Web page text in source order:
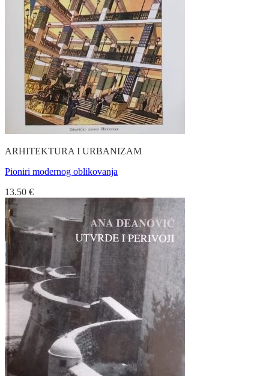
ARHITEKTURA I URBANIZAM
Pioniri modernog oblikovanja
13.50 €